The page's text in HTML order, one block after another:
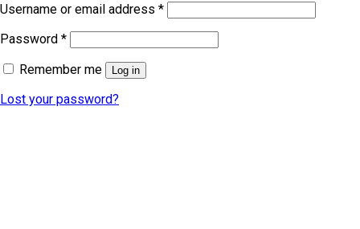
Username or email address *
Password *
Remember me
Log in
Lost your password?